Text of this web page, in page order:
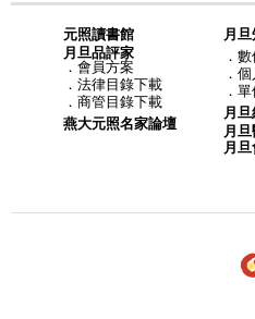
元照讀書館
月旦品評家
． 會員方案
． 法律目錄下載
． 商管目錄下載
燕大元照名家論壇
月
． 數
． 個
． 單
月
月旦
月